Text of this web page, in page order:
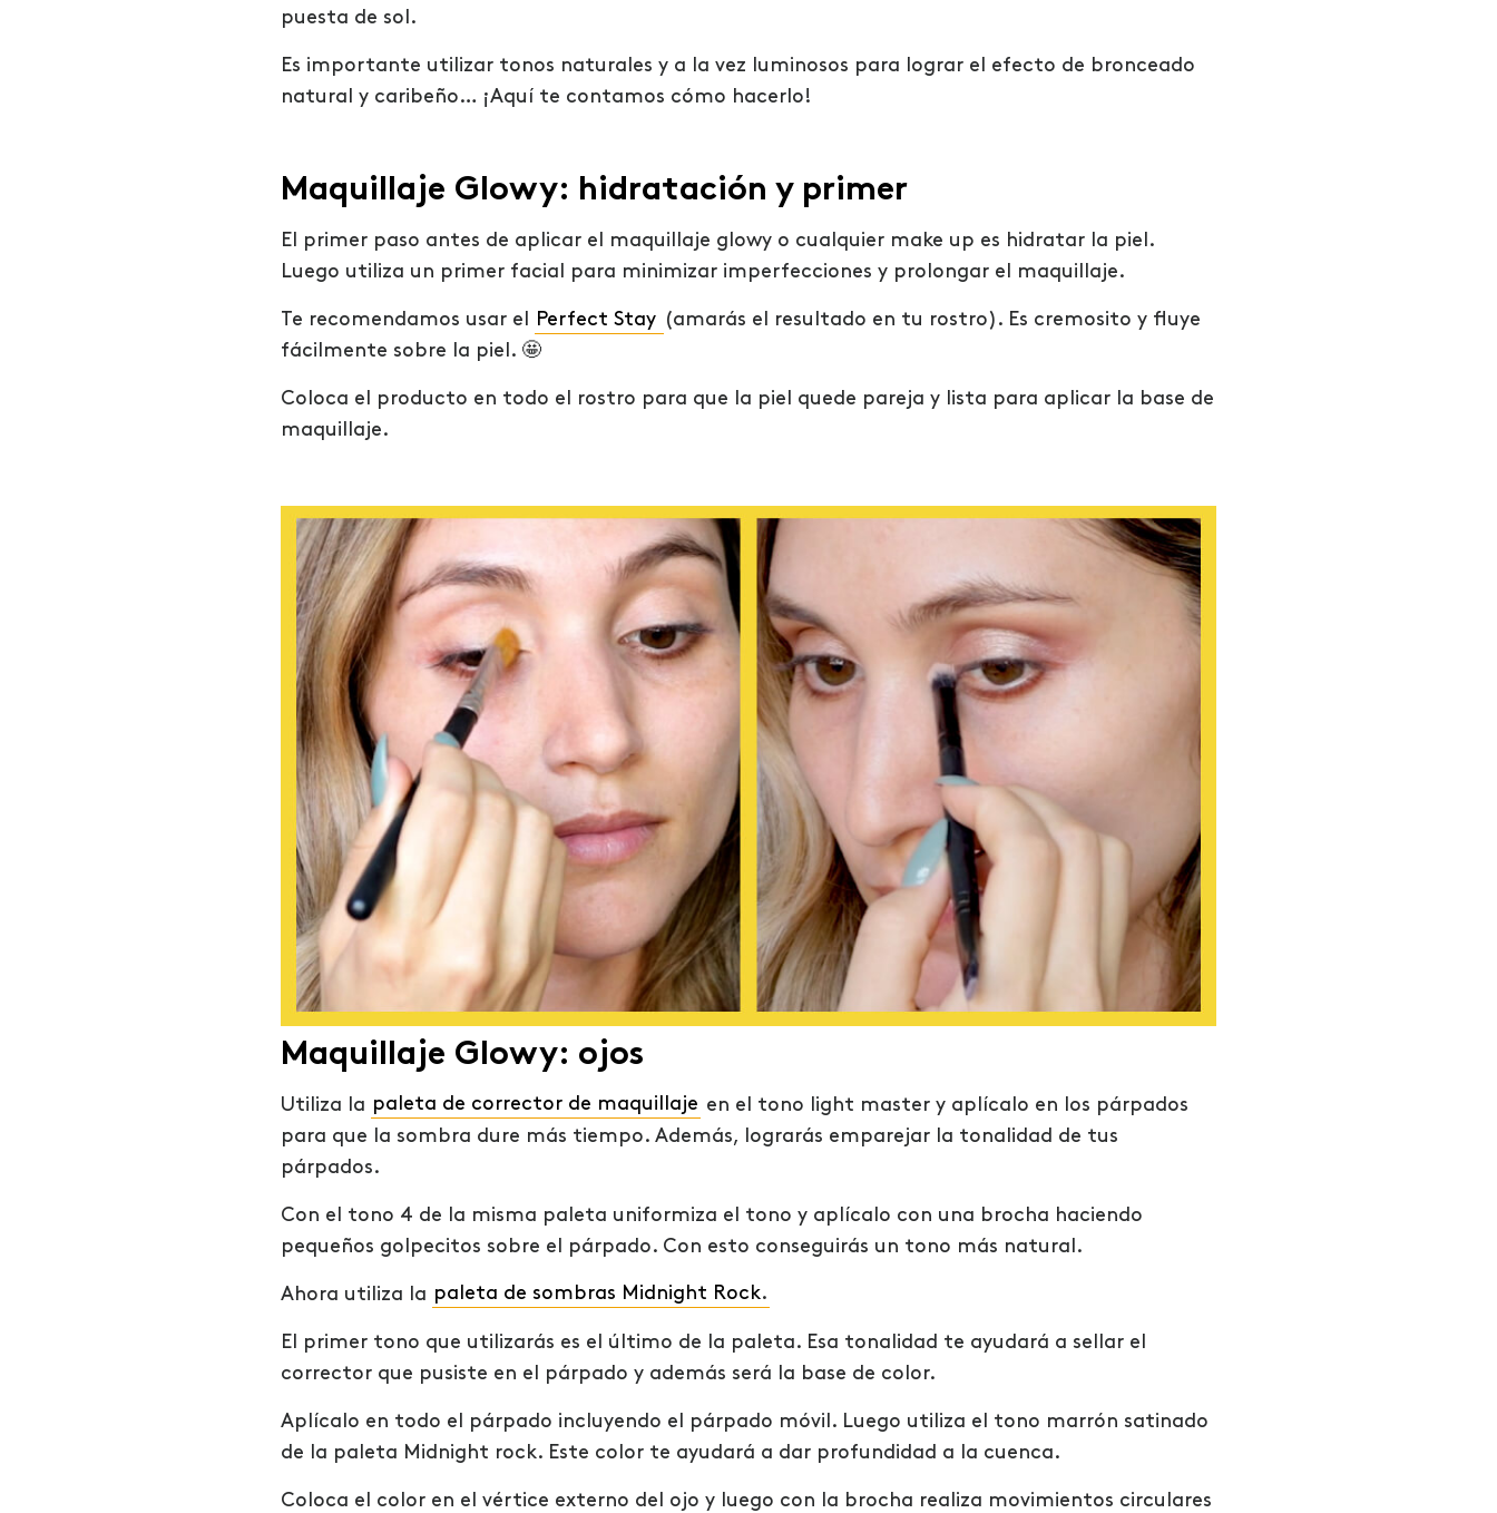
puesta de sol.
Es importante utilizar tonos naturales y a la vez luminosos para lograr el efecto de bronceado
natural y caribeño… ¡Aquí te contamos cómo hacerlo!
Maquillaje Glowy: hidratación y primer
El primer paso antes de aplicar el maquillaje glowy o cualquier make up es hidratar la piel.
Luego utiliza un primer facial para minimizar imperfecciones y prolongar el maquillaje.
Te recomendamos usar el Perfect Stay (amarás el resultado en tu rostro). Es cremosito y fluye
fácilmente sobre la piel. 🤩
Coloca el producto en todo el rostro para que la piel quede pareja y lista para aplicar la base de
maquillaje.
Maquillaje Glowy: ojos
Utiliza la paleta de corrector de maquillaje en el tono light master y aplícalo en los párpados
para que la sombra dure más tiempo. Además, lograrás emparejar la tonalidad de tus
párpados.
Con el tono 4 de la misma paleta uniformiza el tono y aplícalo con una brocha haciendo
pequeños golpecitos sobre el párpado. Con esto conseguirás un tono más natural.
Ahora utiliza la paleta de sombras Midnight Rock.
El primer tono que utilizarás es el último de la paleta. Esa tonalidad te ayudará a sellar el
corrector que pusiste en el párpado y además será la base de color.
Aplícalo en todo el párpado incluyendo el párpado móvil. Luego utiliza el tono marrón satinado
de la paleta Midnight rock. Este color te ayudará a dar profundidad a la cuenca.
Coloca el color en el vértice externo del ojo y luego con la brocha realiza movimientos circulares